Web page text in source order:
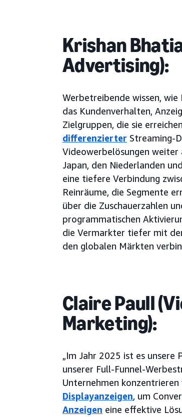
Krishan
Advertising):
Werbetreibende wissen, wie
das Kundenverhalten,
Zielgruppen, die sie
differenzierter Streaming-
Videowerbelösungen weiter
Japan, den Niederlanden
eine tiefere Verbindung
Reinräume, die Segmente
über die Zuschauerzahlen
programmatischen
die Vermarkter tiefer mit
den globalen Märkten
Claire Paull
Marketing):
„Im Jahr 2025 ist es unsere
unserer Full-Funnel-
Unternehmen
Displayanzeigen, um
Anzeigen eine effektive